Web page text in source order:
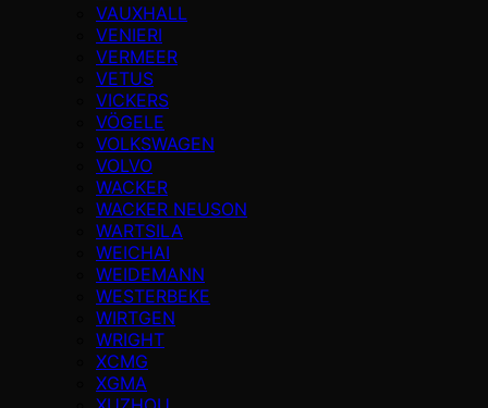
VAUXHALL
VENIERI
VERMEER
VETUS
VICKERS
VÖGELE
VOLKSWAGEN
VOLVO
WACKER
WACKER NEUSON
WARTSILA
WEICHAI
WEIDEMANN
WESTERBEKE
WIRTGEN
WRIGHT
XCMG
XGMA